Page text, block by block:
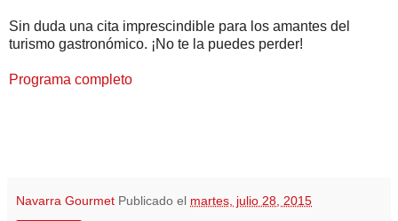
Sin duda una cita imprescindible para los amantes del
turismo gastronómico. ¡No te la puedes perder!
Programa completo
Navarra Gourmet Publicado el martes, julio 28, 2015